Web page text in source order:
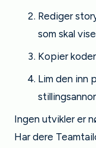
Rediger
som skal
Kopier
Lim den inn
Ingen utvikler er
Har dere